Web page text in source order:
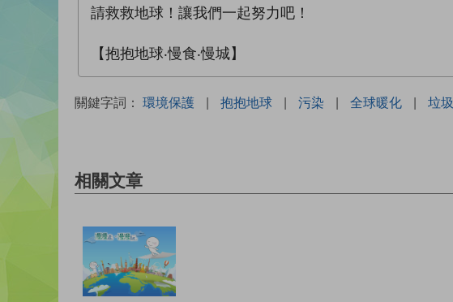
請救救地球！讓我們一起努力吧！
【抱抱地球‧慢食‧慢城】
關鍵字詞： 環境保護 | 抱抱地球 | 污染 | 全球暖化 | 垃圾
相關文章